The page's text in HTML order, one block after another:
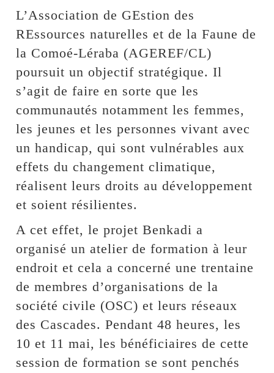
L’Association de GEstion des
REssources naturelles et de la Faune de
la Comoé-Léraba (AGEREF/CL)
poursuit un objectif stratégique. Il
s’agit de faire en sorte que les
communautés notamment les femmes,
les jeunes et les personnes vivant avec
un handicap, qui sont vulnérables aux
effets du changement climatique,
réalisent leurs droits au développement
et soient résilientes.
A cet effet, le projet Benkadi a
organisé un atelier de formation à leur
endroit et cela a concerné une trentaine
de membres d’organisations de la
société civile (OSC) et leurs réseaux
des Cascades. Pendant 48 heures, les
10 et 11 mai, les bénéficiaires de cette
session de formation se sont penchés